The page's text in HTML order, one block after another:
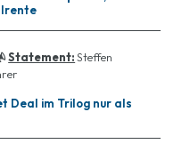
Statement:Steffen
Deal im Trilog nur als